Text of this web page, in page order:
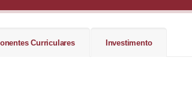
Curriculares Investimento